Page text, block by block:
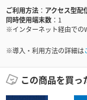
ご利用方法
アクセス型配
同時使用端末数
1
※インターネット経由での
※導入・利用方法の詳細は
この商品を買っ